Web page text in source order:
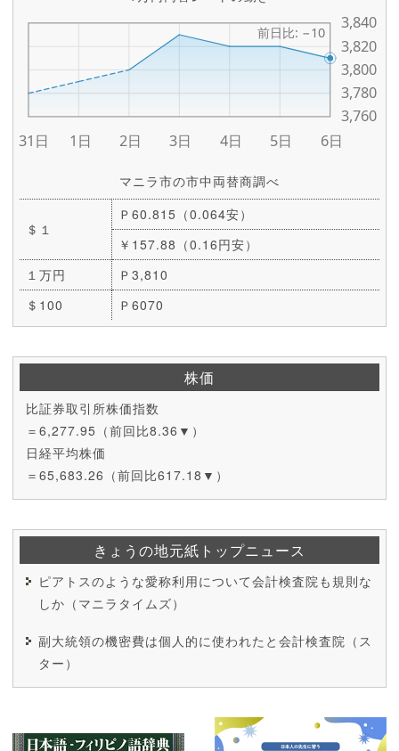
マニラ市の市中両替商調べ
＄１
Ｐ60.815（0.064安）
￥157.88（0.16円安）
１万円
Ｐ3,810
＄100
Ｐ6070
株価
比証券取引所株価指数
＝6,277.95（前回比8.36▼）
日経平均株価
＝65,683.26（前回比617.18▼）
きょうの地元紙トップニュース
ピアトスのような愛称利用について会計検査院も規則な
しか（マニラタイムズ）
副大統領の機密費は個人的に使われたと会計検査院（ス
ター）